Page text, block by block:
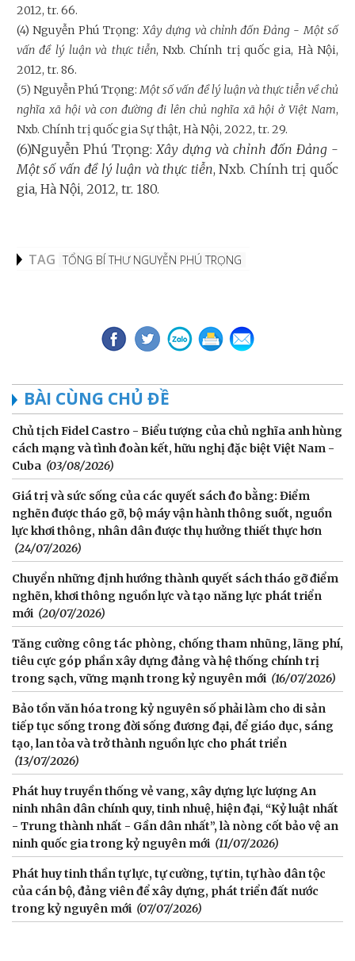
2012, tr. 66.
(4) Nguyễn Phú Trọng: Xây dựng và chỉnh đốn Đảng - Một số
vấn đề lý luận và thực tiễn, Nxb. Chính trị quốc gia, Hà Nội,
2012, tr. 86.
(5) Nguyễn Phú Trọng: Một số vấn đề lý luận và thực tiễn về chủ
nghĩa xã hội và con đường đi lên chủ nghĩa xã hội ở Việt Nam,
Nxb. Chính trị quốc gia Sự thật, Hà Nội, 2022, tr. 29.
(6)Nguyễn Phú Trọng: Xây dựng và chỉnh đốn Đảng -
Một số vấn đề lý luận và thực tiễn, Nxb. Chính trị quốc
gia, Hà Nội, 2012, tr. 180.
TAG TỔNG BÍ THƯ NGUYỄN PHÚ TRỌNG
BÀI CÙNG CHỦ ĐỀ
Chủ tịch Fidel Castro - Biểu tượng của chủ nghĩa anh hùng
cách mạng và tình đoàn kết, hữu nghị đặc biệt Việt Nam -
Cuba (03/08/2026)
Giá trị và sức sống của các quyết sách đo bằng: Điểm
nghẽn được tháo gỡ, bộ máy vận hành thông suốt, nguồn
lực khơi thông, nhân dân được thụ hưởng thiết thực hơn
(24/07/2026)
Chuyển những định hướng thành quyết sách tháo gỡ điểm
nghẽn, khơi thông nguồn lực và tạo năng lực phát triển
mới (20/07/2026)
Tăng cường công tác phòng, chống tham nhũng, lãng phí,
tiêu cực góp phần xây dựng đảng và hệ thống chính trị
trong sạch, vững mạnh trong kỷ nguyên mới (16/07/2026)
Bảo tồn văn hóa trong kỷ nguyên số phải làm cho di sản
tiếp tục sống trong đời sống đương đại, để giáo dục, sáng
tạo, lan tỏa và trở thành nguồn lực cho phát triển
(13/07/2026)
Phát huy truyền thống vẻ vang, xây dựng lực lượng An
ninh nhân dân chính quy, tinh nhuệ, hiện đại, “Kỷ luật nhất
- Trung thành nhất - Gần dân nhất”, là nòng cốt bảo vệ an
ninh quốc gia trong kỷ nguyên mới (11/07/2026)
Phát huy tinh thần tự lực, tự cường, tự tin, tự hào dân tộc
của cán bộ, đảng viên để xây dựng, phát triển đất nước
trong kỷ nguyên mới (07/07/2026)